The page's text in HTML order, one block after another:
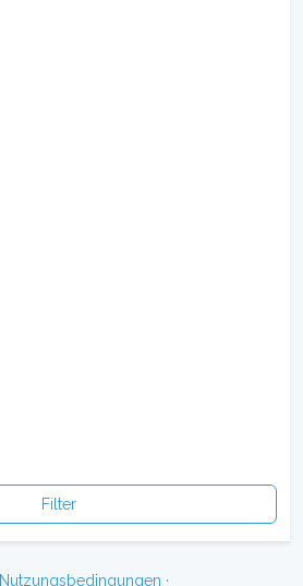
Filter
Nutzungsbedingungen ·